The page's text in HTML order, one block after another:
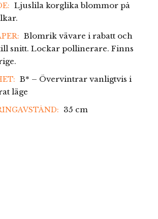
Ljuslila korglika blommor på
Blomrik vävare i rabatt och
snitt. Lockar pollinerare. Finns
B* – Övervintrar vanligtvis i
läge
35 cm